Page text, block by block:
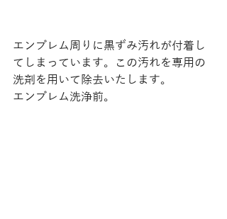
エンブレム周りに黒ずみ汚れが付着し
てしまっています。この汚れを専用の
洗剤を用いて除去いたします。
エンブレム洗浄前。